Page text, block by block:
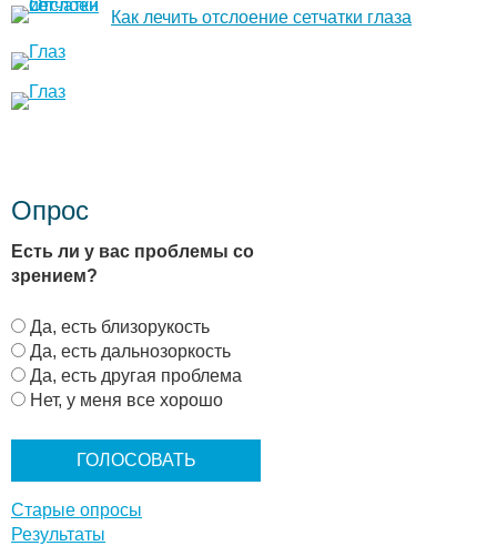
Как лечить отслоение сетчатки глаза
Опрос
Есть ли у вас проблемы со
зрением?
В
а
р
и
Да, есть близорукость
Да, есть дальнозоркость
Да, есть другая проблема
Нет, у меня все хорошо
Старые опросы
Результаты